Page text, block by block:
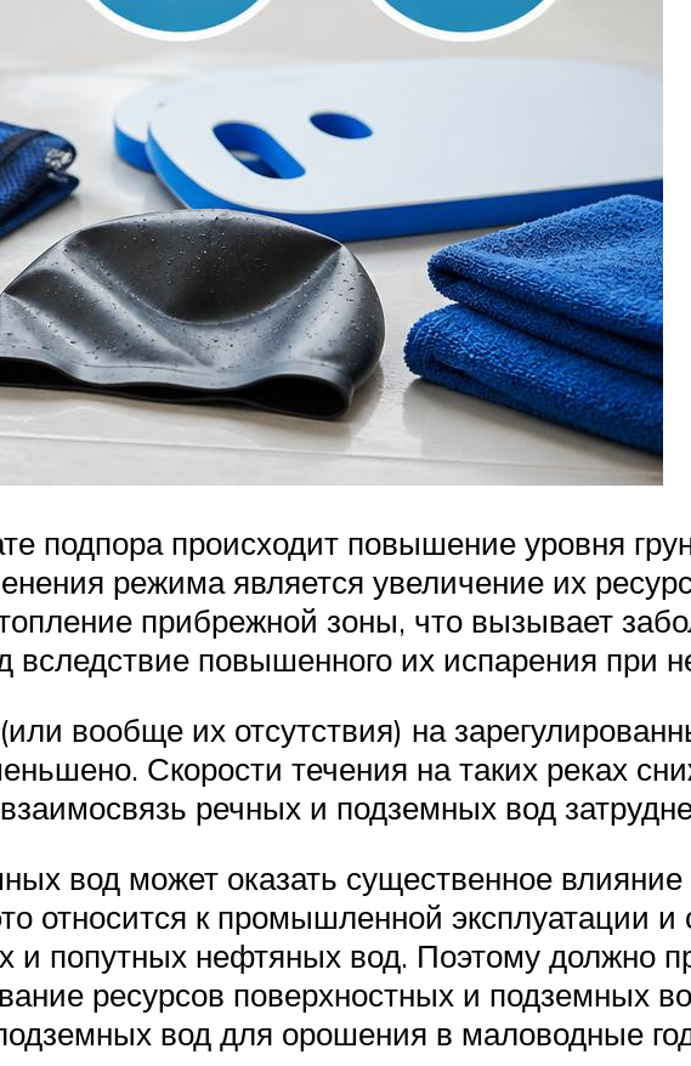
подпора происходит повышение уровня
режима является увеличение их
прибрежной зоны, что вызывает
вследствие повышенного их испарения при
вообще их отсутствия) на
Скорости течения на таких реках
речных и подземных вод
вод может оказать существенное влияние
относится к промышленной эксплуатации и
попутных нефтяных вод. Поэтому должно
ресурсов поверхностных и подземных
вод для орошения в маловодные